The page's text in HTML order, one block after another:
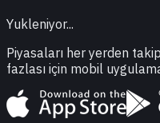
Yukleniyor...
Piyasaları her yerden
fazlası için mobil